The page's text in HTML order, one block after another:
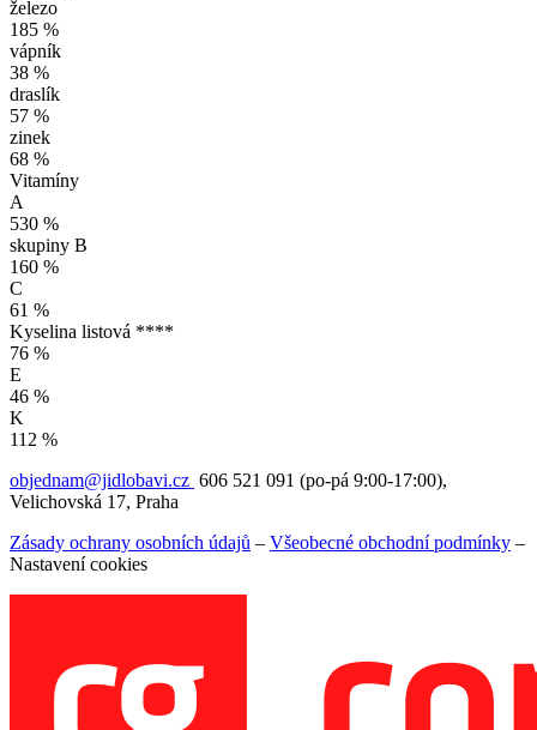
železo
185 %
vápník
38 %
draslík
57 %
zinek
68 %
Vitamíny
A
530 %
skupiny B
160 %
C
61 %
Kyselina listová ****
76 %
E
46 %
K
112 %
objednam@jidlobavi.cz 606 521 091 (po-pá 9:00-17:00),
Velichovská 17, Praha
Zásady ochrany osobních údajů – Všeobecné obchodní podmínky –
Nastavení cookies